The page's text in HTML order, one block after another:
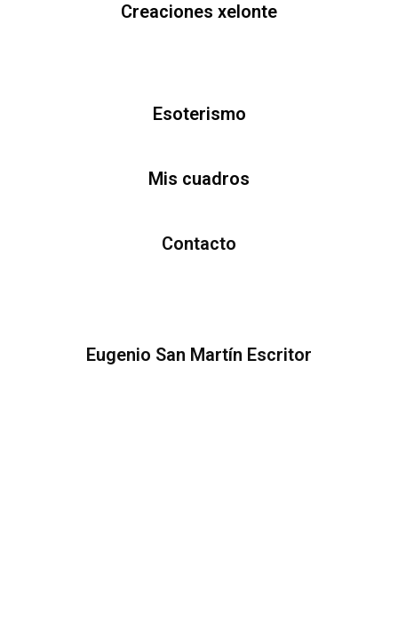
Creaciones xelonte
Esoterismo
Mis cuadros
Contacto
Eugenio San Martín Escritor